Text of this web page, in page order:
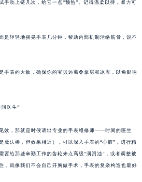
手动上链几次，给它一点“预热”。记得温柔以待，暴力可
是轻轻地摇晃手表几分钟，帮助内部机制活络筋骨，说不
手表的大敌，确保你的宝贝远离桑拿房和冰库，以免影响
医生”
效，那就是时候请出专业的手表维修师——时间的医生
魔法棒，但效果相近），可以深入手表的“心脏”，进行精
要给那些辛勤工作的齿轮来点高级“润滑油”，或者调整被
，就像我们不会自己开胸做手术，手表的复杂构造也最好